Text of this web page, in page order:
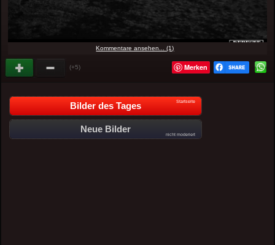
Kommentare ansehen... (1)
(+5) Merken
Bilder des Tages Startseite
Neue Bilder
nicht moderiert